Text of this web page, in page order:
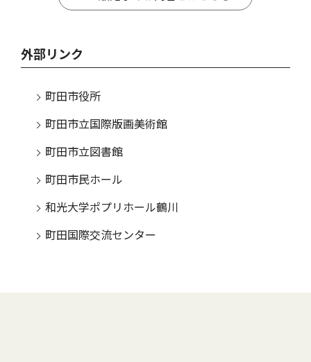
外部リンク
町田市役所
町田市立国際版画美術館
町田市立図書館
町田市民ホール
和光大学ポプリホール鶴川
町田国際交流センター